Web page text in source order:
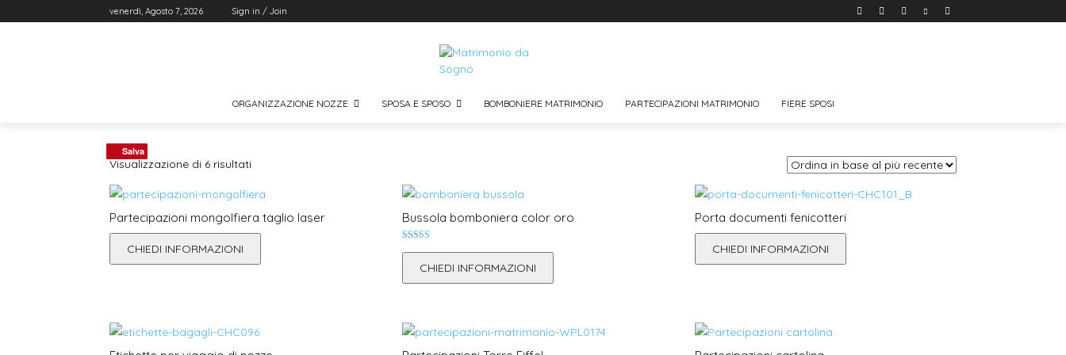
venerdì, Agosto 7, 2026 Sign in / Join
ORGANIZZAZIONE NOZZE SPOSA E SPOSO BOMBONIERE MATRIMONIO PARTECIPAZIONI MATRIMONIO FIERE SPOSI
Salva
Salva
Visualizzazione di 6 risultati
base
al
più
Partecipazioni mongolfiera taglio laser
CHIEDI INFORMAZIONI
Bussola bomboniera color oro
CHIEDI INFORMAZIONI
Porta documenti fenicotteri
CHIEDI INFORMAZIONI